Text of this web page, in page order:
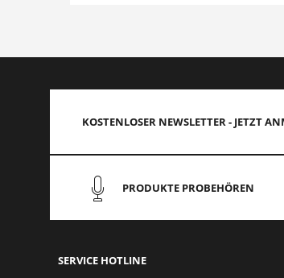
KOSTENLOSER NEWSLETTER - JETZT
PRODUKTE PROBEHÖREN
SERVICE HOTLINE